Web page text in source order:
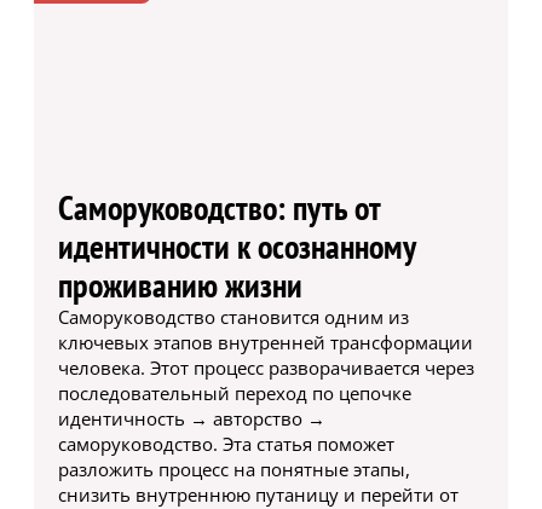
Саморуководство: путь от
идентичности к осознанному
проживанию жизни
Саморуководство становится одним из
ключевых этапов внутренней трансформации
человека. Этот процесс разворачивается через
последовательный переход по цепочке
идентичность → авторство →
саморуководство. Эта статья поможет
разложить процесс на понятные этапы,
снизить внутреннюю путаницу и перейти от